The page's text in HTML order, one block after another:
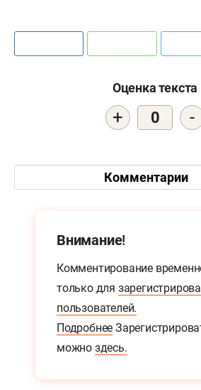
Оценка текста
+ 0 -
Комментарии
Внимание!
Комментирование
только для
пользователей.
Подробнее
можно здесь.